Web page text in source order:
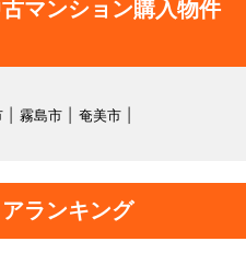
マンション購入物件
霧島市 奄美市
ランキング